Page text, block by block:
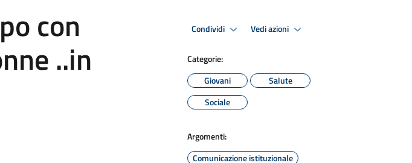
con
..in
Condividi Vedi azioni
Categorie:
Giovani
Salute
Sociale
Argomenti:
Comunicazione istituzionale